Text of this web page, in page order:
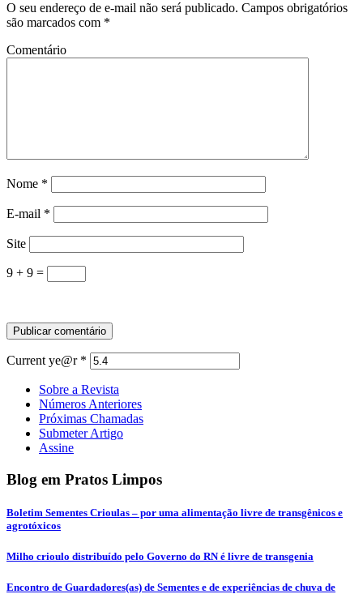
O seu endereço de e-mail não será publicado. Campos obrigatórios
são marcados com *
Comentário
Nome *
E-mail *
Site
9 + 9 =
Current ye@r *
Sobre a Revista
Números Anteriores
Próximas Chamadas
Submeter Artigo
Assine
Blog em Pratos Limpos
Boletim Sementes Crioulas – por uma alimentação livre de transgênicos e
agrotóxicos
Milho crioulo distribuído pelo Governo do RN é livre de transgenia
Encontro de Guardadores(as) de Sementes e de experiências de chuva de